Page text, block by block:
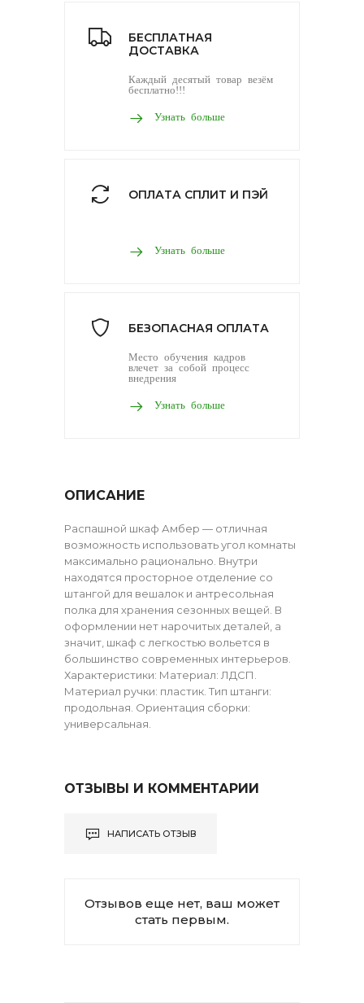
БЕСПЛАТНАЯ
ДОСТАВКА
Каждый десятый товар везём
бесплатно!!!
Узнать больше
ОПЛАТА СПЛИТ И ПЭЙ
Узнать больше
БЕЗОПАСНАЯ ОПЛАТА
Место обучения кадров
влечет за собой процесс
внедрения
Узнать больше
ОПИСАНИЕ
Распашной шкаф Амбер — отличная
возможность использовать угол комнаты
максимально рационально. Внутри
находятся просторное отделение со
штангой для вешалок и антресольная
полка для хранения сезонных вещей. В
оформлении нет нарочитых деталей, а
значит, шкаф с легкостью вольется в
большинство современных интерьеров.
Характеристики: Материал: ЛДСП.
Материал ручки: пластик. Тип штанги:
продольная. Ориентация сборки:
универсальная.
ОТЗЫВЫ И КОММЕНТАРИИ
НАПИСАТЬ ОТЗЫВ
Отзывов еще нет, ваш может
стать первым.